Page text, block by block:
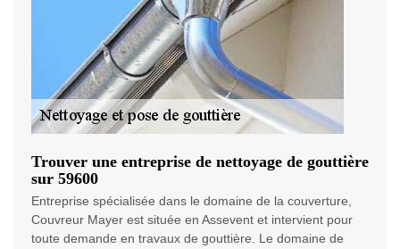
Trouver une entreprise de nettoyage de gouttière
sur 59600
Entreprise spécialisée dans le domaine de la couverture,
Couvreur Mayer est située en Assevent et intervient pour
toute demande en travaux de gouttière. Le domaine de